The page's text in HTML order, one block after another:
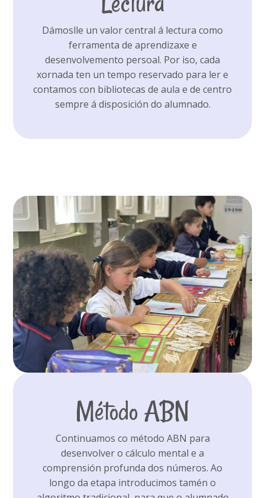
Dámoslle un valor central á lectura como
ferramenta de aprendizaxe e
desenvolvemento persoal. Por iso, cada
xornada ten un tempo reservado para ler e
contamos con bibliotecas de aula e de centro
sempre á disposición do alumnado.
Método ABN
Continuamos co método ABN para
desenvolver o cálculo mental e a
comprensión profunda dos números. Ao
longo da etapa introducimos tamén o